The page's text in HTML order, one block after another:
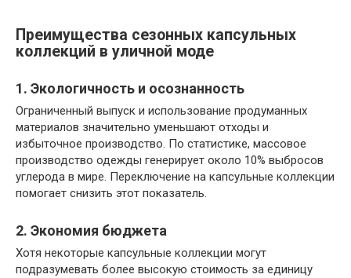
Преимущества сезонных капсульных
коллекций в уличной моде
1. Экологичность и осознанность
Ограниченный выпуск и использование продуманных
материалов значительно уменьшают отходы и
избыточное производство. По статистике, массовое
производство одежды генерирует около 10% выбросов
углерода в мире. Переключение на капсульные коллекции
помогает снизить этот показатель.
2. Экономия бюджета
Хотя некоторые капсульные коллекции могут
подразумевать более высокую стоимость за единицу